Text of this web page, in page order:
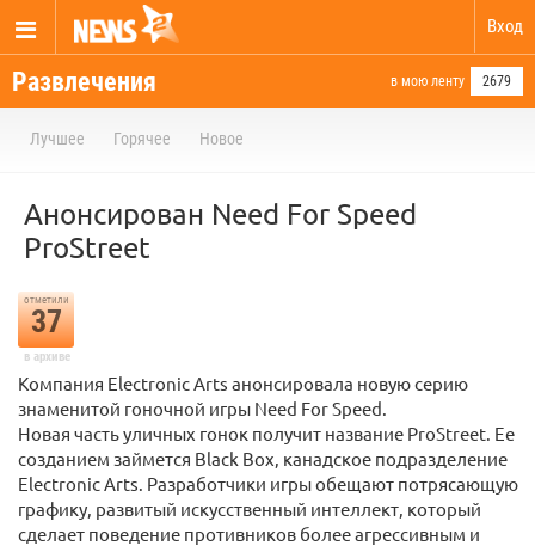
Вход
Развлечения в мою ленту 2679
Лучшее Горячее Новое
Анонсирован Need For Speed
ProStreet
отметили
37
в архиве
Компания Electronic Arts анонсировала новую серию
знаменитой гоночной игры Need For Speed.
Новая часть уличных гонок получит название ProStreet. Ее
созданием займется Black Box, канадское подразделение
Electronic Arts. Разработчики игры обещают потрясающую
графику, развитый искусственный интеллект, который
сделает поведение противников более агрессивным и